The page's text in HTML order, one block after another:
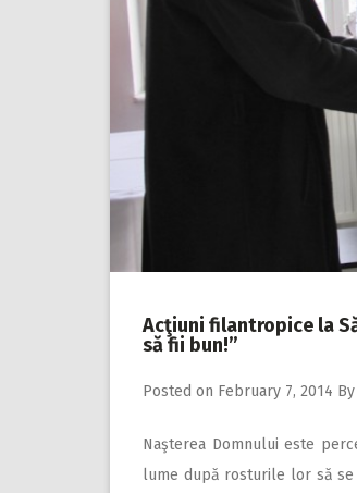
Acţiuni filantropice la
să fii bun!”
Posted on February 7, 2014 By
Naşterea Domnului este
lume după rosturile lor să se